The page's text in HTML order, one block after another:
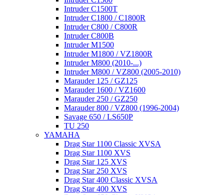
Intruder C1500T
Intruder C1800 / C1800R
Intruder C800 / C800R
Intruder C800B
Intruder M1500
Intruder M1800 / VZ1800R
Intruder M800 (2010-...)
Intruder M800 / VZ800 (2005-2010)
Marauder 125 / GZ125
Marauder 1600 / VZ1600
Marauder 250 / GZ250
Marauder 800 / VZ800 (1996-2004)
Savage 650 / LS650P
TU 250
YAMAHA
Drag Star 1100 Classic XVSA
Drag Star 1100 XVS
Drag Star 125 XVS
Drag Star 250 XVS
Drag Star 400 Classic XVSA
Drag Star 400 XVS